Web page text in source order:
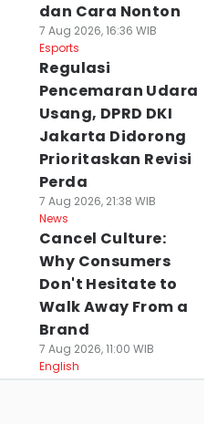
dan Cara Nonton
7 Aug 2026, 16:36 WIB
Esports
Regulasi
Pencemaran Udara
Usang, DPRD DKI
Jakarta Didorong
Prioritaskan Revisi
Perda
7 Aug 2026, 21:38 WIB
News
Cancel Culture:
Why Consumers
Don't Hesitate to
Walk Away From a
Brand
7 Aug 2026, 11:00 WIB
English